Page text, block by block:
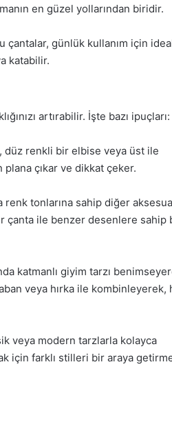
en güzel yollarından biridir.
çantalar, günlük kullanım için
katabilir.
artırabilir. İşte bazı ipuçları:
düz renkli bir elbise veya üst ile
çıkar ve dikkat çeker.
renk tonlarına sahip diğer
çanta ile benzer desenlere sahip
katmanlı giyim tarzı
veya hırka ile kombinleyerek,
veya modern tarzlarla kolayca
için farklı stilleri bir araya